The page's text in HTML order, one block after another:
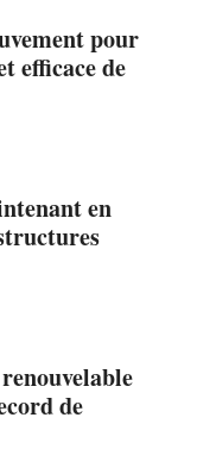
pour
efficace de
en
de